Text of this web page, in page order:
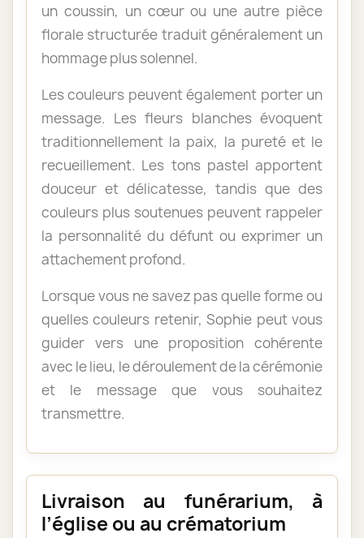
un coussin, un cœur ou une autre pièce
florale structurée traduit généralement un
hommage plus solennel.
Les couleurs peuvent également porter un
message. Les fleurs blanches évoquent
traditionnellement la paix, la pureté et le
recueillement. Les tons pastel apportent
douceur et délicatesse, tandis que des
couleurs plus soutenues peuvent rappeler
la personnalité du défunt ou exprimer un
attachement profond.
Lorsque vous ne savez pas quelle forme ou
quelles couleurs retenir, Sophie peut vous
guider vers une proposition cohérente
avec le lieu, le déroulement de la cérémonie
et le message que vous souhaitez
transmettre.
Livraison au funérarium, à
l’église ou au crématorium